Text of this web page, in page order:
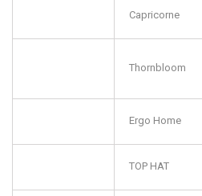
Capricorne
Thornbloom
Ergo Home
TOP HAT